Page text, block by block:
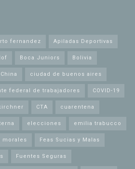
fernandez Apiladas Deportivas
Boca Juniors Bolivia
China ciudad de buenos aires
federal de trabajadores COVID-19
CTA cuarentena
elecciones emilia trabucco
morales Feas Sucias y Malas
Fuentes Seguras